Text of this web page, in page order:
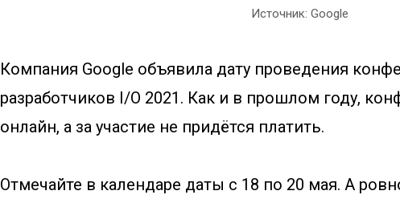
Источник: Google
Компания Google объявила дату проведения
разработчиков I/O 2021. Как и в прошлом году,
онлайн, а за участие не придётся платить.
Отмечайте в календаре даты с 18 по 20 мая. А